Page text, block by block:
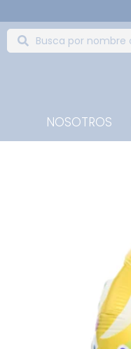
NOSOTROS